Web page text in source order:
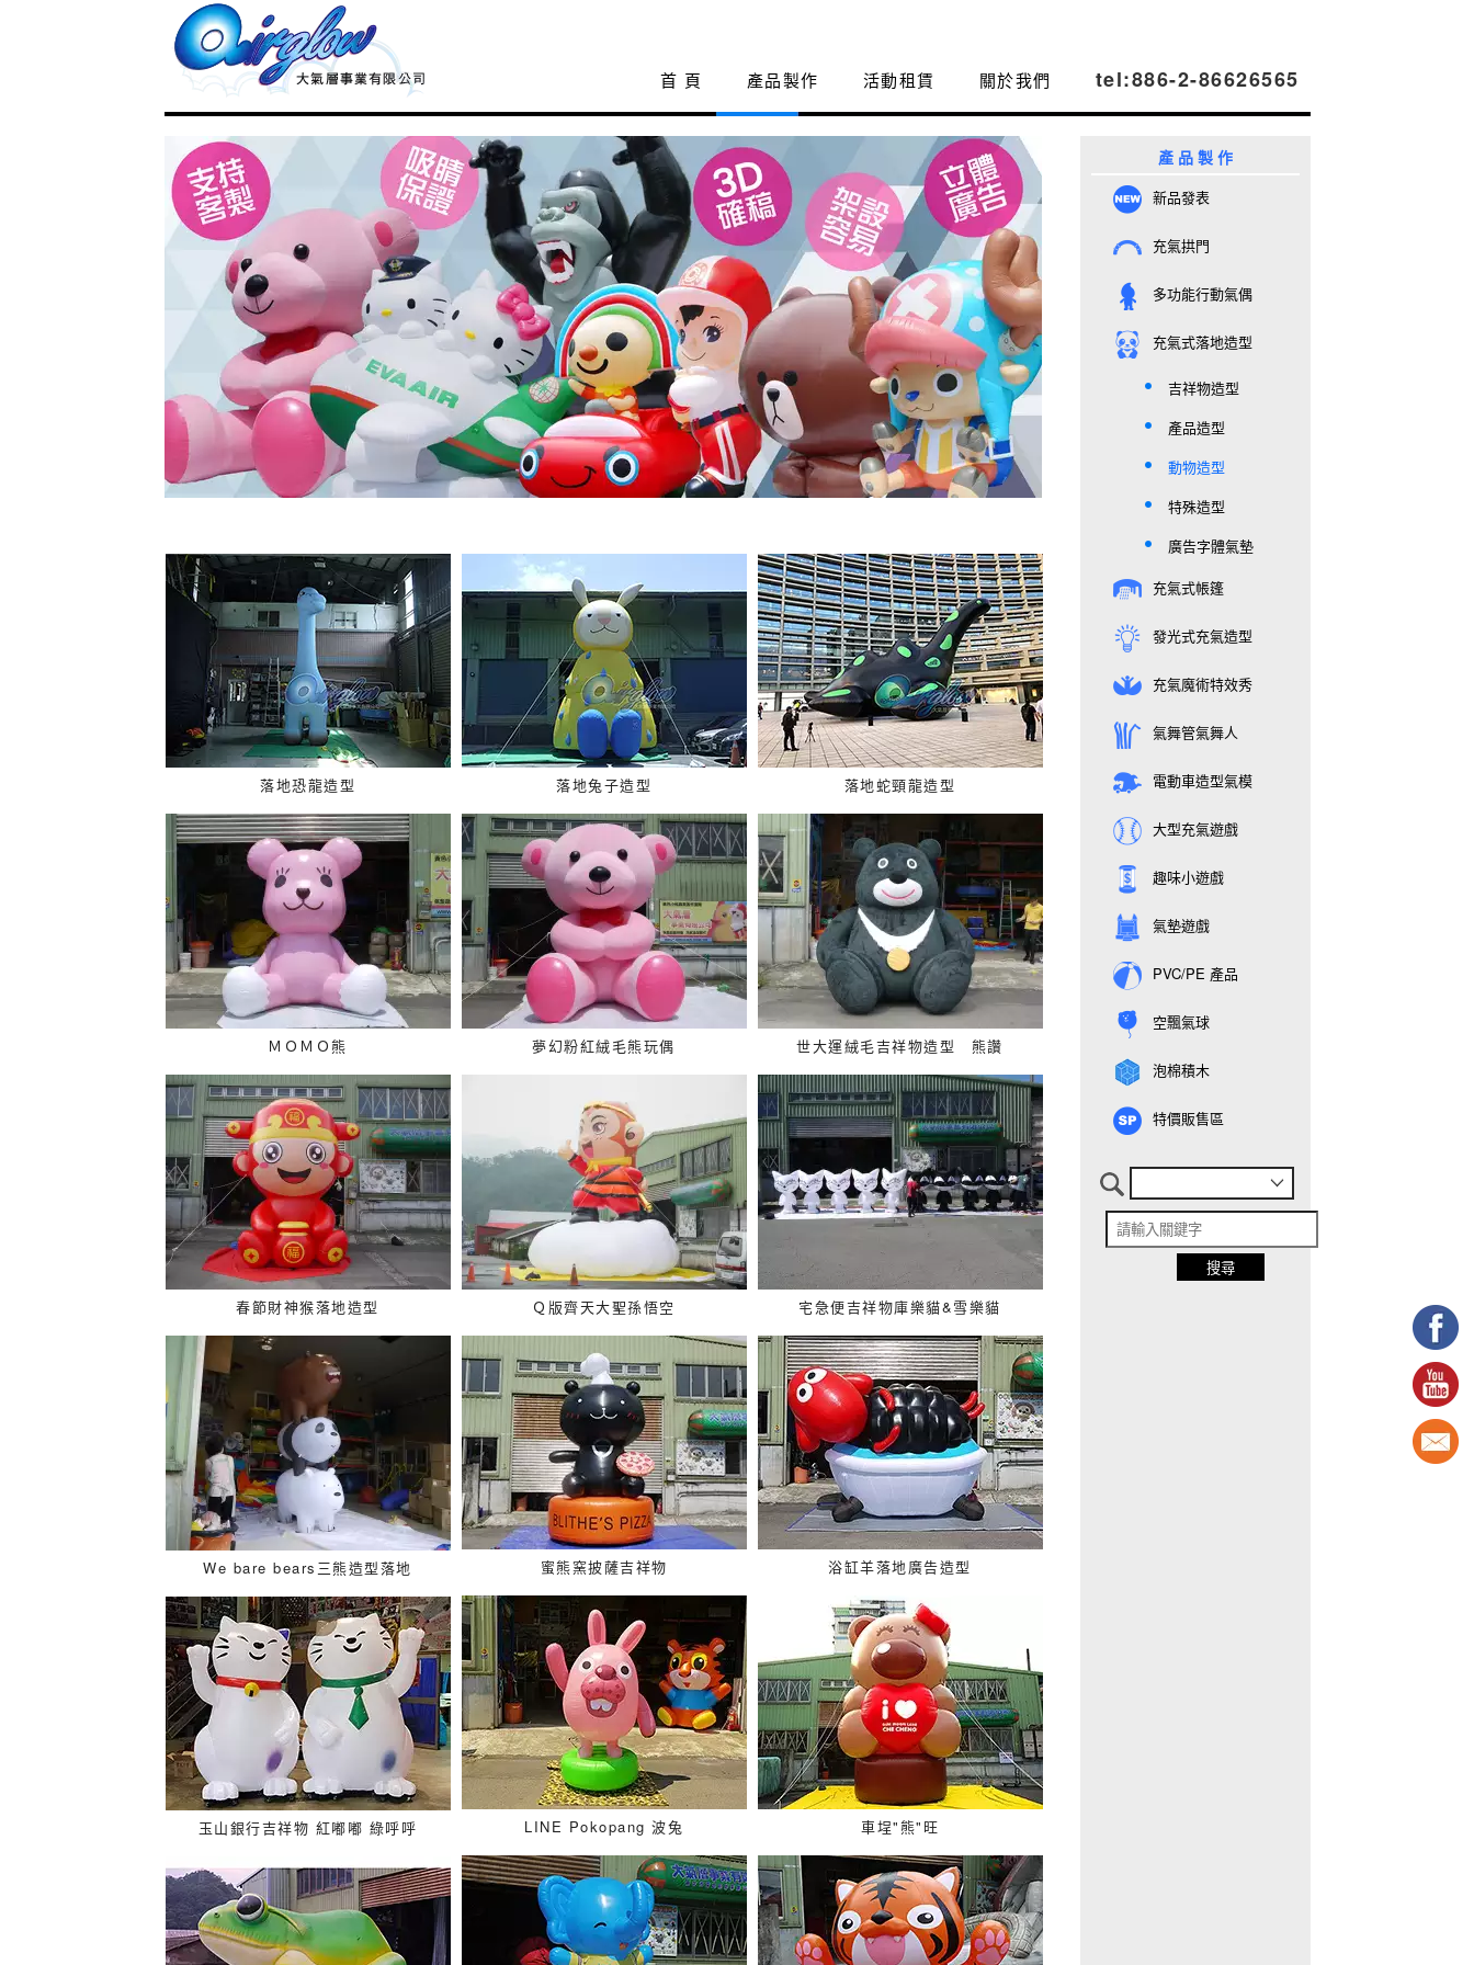
首 頁 產品製作 活動租賃 關於我們 tel:886-2-86626565
落地恐龍造型 落地兔子造型 落地蛇頸龍造型
ＭＯＭＯ熊 夢幻粉紅絨毛熊玩偶 世大運絨毛吉祥物造型 熊讚
春節財神猴落地造型 Ｑ版齊天大聖孫悟空 宅急便吉祥物庫樂貓&雪樂貓
We bare bears三熊造型落地 蜜熊窯披薩吉祥物 浴缸羊落地廣告造型
LINE Pokopang 波兔 車埕"熊"旺
玉山銀行吉祥物 紅嘟嘟 綠呼呼
產 品 製 作
新品發表
充氣拱門
多功能行動氣偶
充氣式落地造型
吉祥物造型
產品造型
動物造型
特殊造型
廣告字體氣墊
充氣式帳篷
發光式充氣造型
充氣魔術特效秀
氣舞管氣舞人
電動車造型氣模
大型充氣遊戲
趣味小遊戲
氣墊遊戲
PVC/PE 產品
空飄氣球
泡棉積木
特價販售區